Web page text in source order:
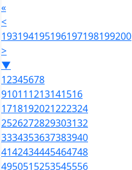
«
<
193194195196197198199200
>
▼
12345678
910111213141516
1718192021222324
2526272829303132
3334353637383940
4142434445464748
4950515253545556